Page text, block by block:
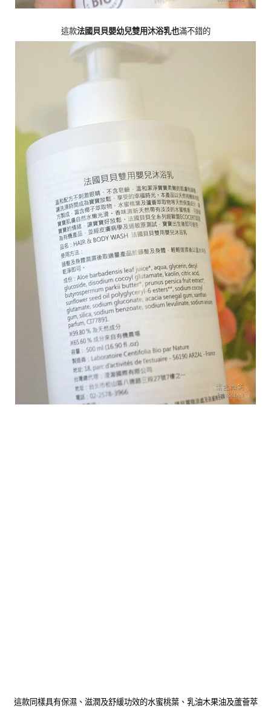
這款法國貝貝嬰幼兒雙用沐浴乳也滿不錯的
這款同樣具有保濕、滋潤及舒緩功效的水蜜桃葉、乳油木果油及蘆薈萃